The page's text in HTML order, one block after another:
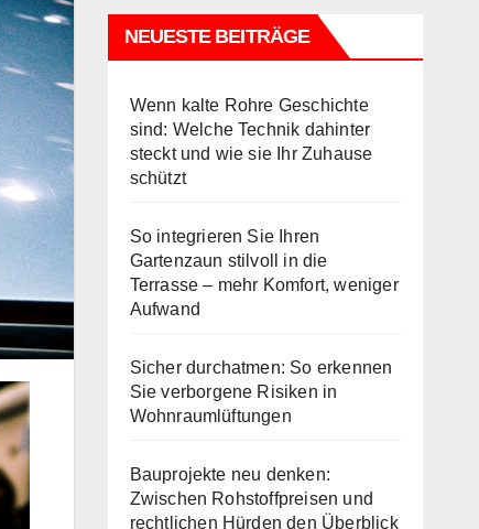
NEUESTE BEITRÄGE
Wenn kalte Rohre Geschichte
sind: Welche Technik dahinter
steckt und wie sie Ihr Zuhause
schützt
So integrieren Sie Ihren
Gartenzaun stilvoll in die
Terrasse – mehr Komfort, weniger
Aufwand
Sicher durchatmen: So erkennen
Sie verborgene Risiken in
Wohnraumlüftungen
Bauprojekte neu denken:
Zwischen Rohstoffpreisen und
rechtlichen Hürden den Überblick